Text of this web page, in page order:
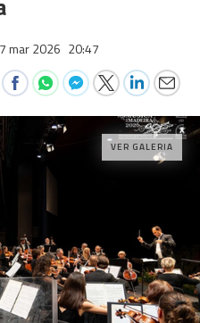
mar 2026 20:47
VER GALERIA